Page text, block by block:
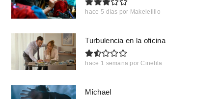
hace 5 días por Makelelillo
Turbulencia en la oficina
hace 1 semana por Cinefila
Michael